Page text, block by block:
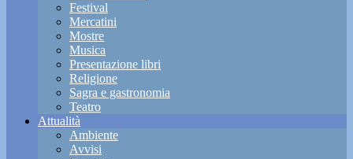
Festival
Mercatini
Mostre
Musica
Presentazione libri
Religione
Sagra e gastronomia
Teatro
Attualità
Ambiente
Avvisi